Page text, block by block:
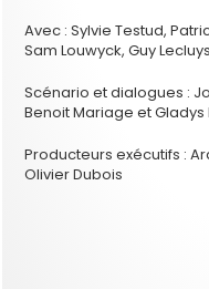
Avec : Sylvie Testud,
Sam Louwyck, Guy
Scénario et dialogues :
Benoit Mariage et
Producteurs exécutifs :
Olivier Dubois